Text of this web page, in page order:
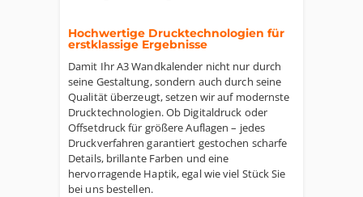
Hochwertige Drucktechnologien für
erstklassige Ergebnisse
Damit Ihr A3 Wandkalender nicht nur durch
seine Gestaltung, sondern auch durch seine
Qualität überzeugt, setzen wir auf modernste
Drucktechnologien. Ob Digitaldruck oder
Offsetdruck für größere Auflagen – jedes
Druckverfahren garantiert gestochen scharfe
Details, brillante Farben und eine
hervorragende Haptik, egal wie viel Stück Sie
bei uns bestellen.